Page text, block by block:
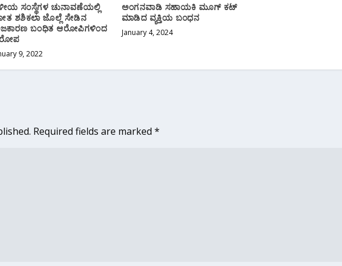
ಸಂಸ್ಥೆಗಳ ಚುನಾವಣೆಯಲ್ಲಿ
ಶಶಿಕಲಾ ಜೊಲ್ಲೆ ಸೇಡಿನ
ಬಂಧಿತ ಆರೋಪಿಗಳಿಂದ
9, 2022
ಅಂಗನವಾಡಿ ಸಹಾಯಕಿ ಮೂಗ್ ಕಟ್
ಮಾಡಿದ ವ್ಯಕ್ತಿಯ ಬಂಧನ
January 4, 2024
Required fields are marked*